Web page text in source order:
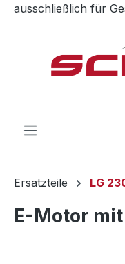
Zum Hauptinhalt
ausschließlich für
Ersatzteile LG
E-Motor